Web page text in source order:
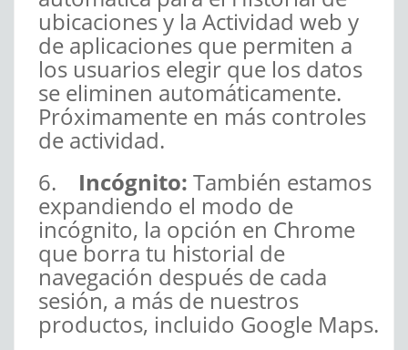
ubicaciones y la Actividad web y
de aplicaciones que permiten a
los usuarios elegir que los datos
se eliminen automáticamente.
Próximamente en más controles
de actividad.
6. Incógnito: También estamos
expandiendo el modo de
incógnito, la opción en Chrome
que borra tu historial de
navegación después de cada
sesión, a más de nuestros
productos, incluido Google Maps.